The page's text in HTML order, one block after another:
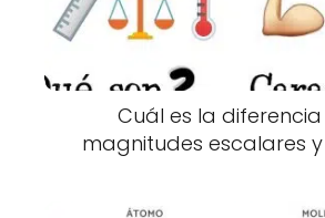
Cuál es la
magnitudes escalares